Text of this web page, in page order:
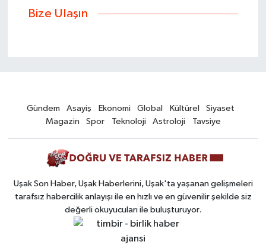
Bize Ulaşın
Gündem Asayiş Ekonomi Global Kültürel
Siyaset
Magazin
Spor Teknoloji Astroloji Tavsiye
Uşak Son Haber, Uşak Haberlerini, Uşak'ta yaşanan gelişmeleri
tarafsız habercilik anlayışı ile en hızlı ve en güvenilir şekilde siz
değerli okuyucuları ile buluşturuyor.